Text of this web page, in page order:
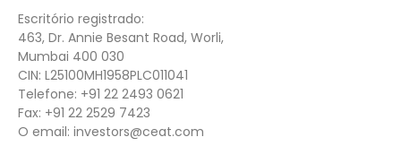
Escritório registrado:
463, Dr. Annie Besant Road, Worli,
Mumbai 400 030
CIN: L25100MH1958PLC011041
Telefone: +91 22 2493 0621
Fax: +91 22 2529 7423
O email: investors@ceat.com